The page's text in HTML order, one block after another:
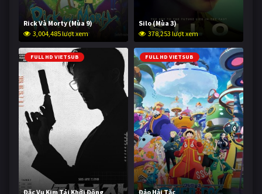
Rick Và Morty (Mùa 9)
3,004,485 lượt xem
Silo (Mùa 3)
378,253 lượt xem
FULL HD VIETSUB
Đặc Vụ Kim Tái Khởi Động
FULL HD VIETSUB
Đảo Hải Tặc